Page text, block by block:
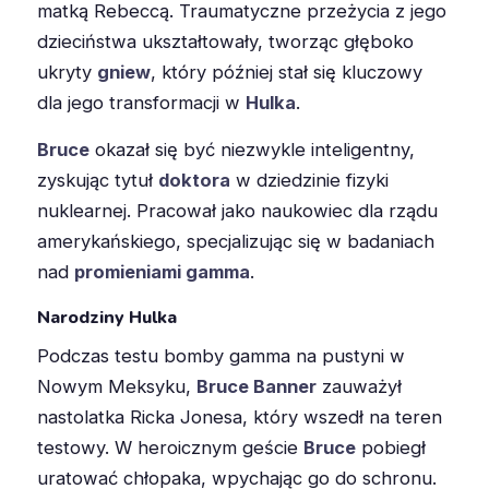
matką Rebeccą. Traumatyczne przeżycia z jego
dzieciństwa ukształtowały, tworząc głęboko
ukryty gniew, który później stał się kluczowy
dla jego transformacji w Hulka.
Bruce okazał się być niezwykle inteligentny,
zyskując tytuł doktora w dziedzinie fizyki
nuklearnej. Pracował jako naukowiec dla rządu
amerykańskiego, specjalizując się w badaniach
nad promieniami gamma.
Narodziny Hulka
Podczas testu bomby gamma na pustyni w
Nowym Meksyku, Bruce Banner zauważył
nastolatka Ricka Jonesa, który wszedł na teren
testowy. W heroicznym geście Bruce pobiegł
uratować chłopaka, wpychając go do schronu.